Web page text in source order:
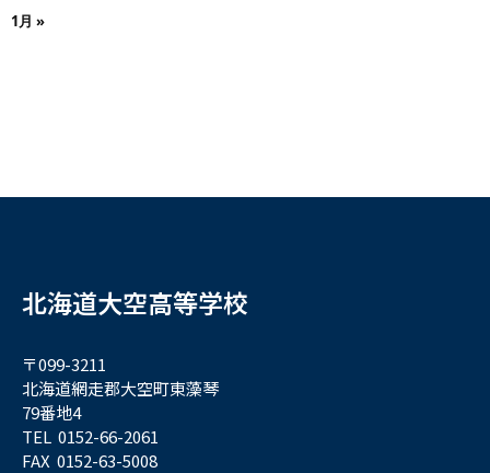
1月 »
北海道大空高等学校
〒099-3211
北海道網走郡大空町東藻琴
79番地4
TEL 0152-66-2061
FAX 0152-63-5008